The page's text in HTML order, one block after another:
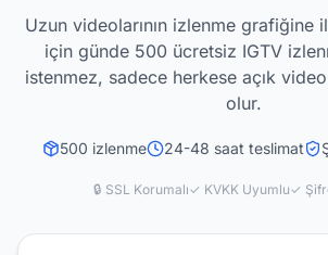
Uzun videolarının izlenme grafiğine
için günde 500 ücretsiz IGTV
istenmez, sadece herkese açık
olur.
500 izlenme 24-48 saat teslimat
🔒 SSL Korumalı✓ KVKK Uyumlu✓